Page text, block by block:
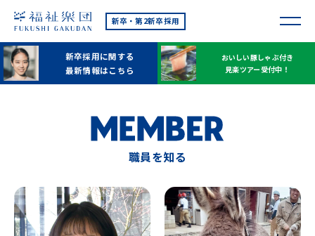
新卒・第2新卒採用
新卒採用に関する
最新情報はこちら
おいしい豚しゃぶ付き
見楽ツアー受付中！
職員を知る